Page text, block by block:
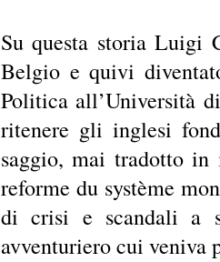
Su questa storia Luigi
Belgio e quivi
Politica all’Università
ritenere gli inglesi
saggio, mai tradotto
reforme du système
di crisi e scandali a
avventuriero cui veniva